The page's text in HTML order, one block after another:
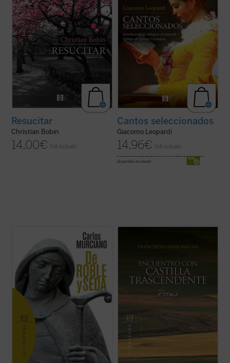
enfermedad de Alzheimer. Una ...(ver ficha)
Resucitar
Christian Bobin
14,00€ IVA incluido
mirada sobre la obra del poeta de ...(ver
ficha)
Cantos seleccionados
Giacomo Leopardi
14,96€ IVA incluido
disponible en ebook:
En este libro, que un prestigioso jurado
distinguiera en su día, el autor profundiza,
con tanto conocimiento como respeto, en la
obra de la Santa castellana, extrayendo de
ella, para sus versos, lo esencial de su vida
y su pensamiento místico y ...
(ver ficha)
sitúa su encuentro con personajes
Castilla de los siglos XIII al XVII: Gonzalo
de Berceo, Jorge Manrique, Fray Luis ...